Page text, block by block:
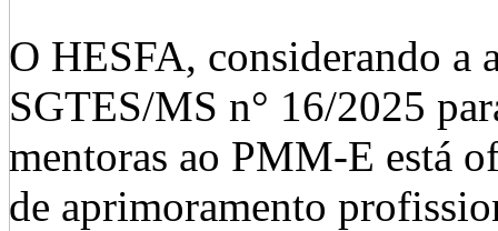
O HESFA, considerando a
SGTES/MS n° 16/2025
mentoras ao PMM-E está
de aprimoramento